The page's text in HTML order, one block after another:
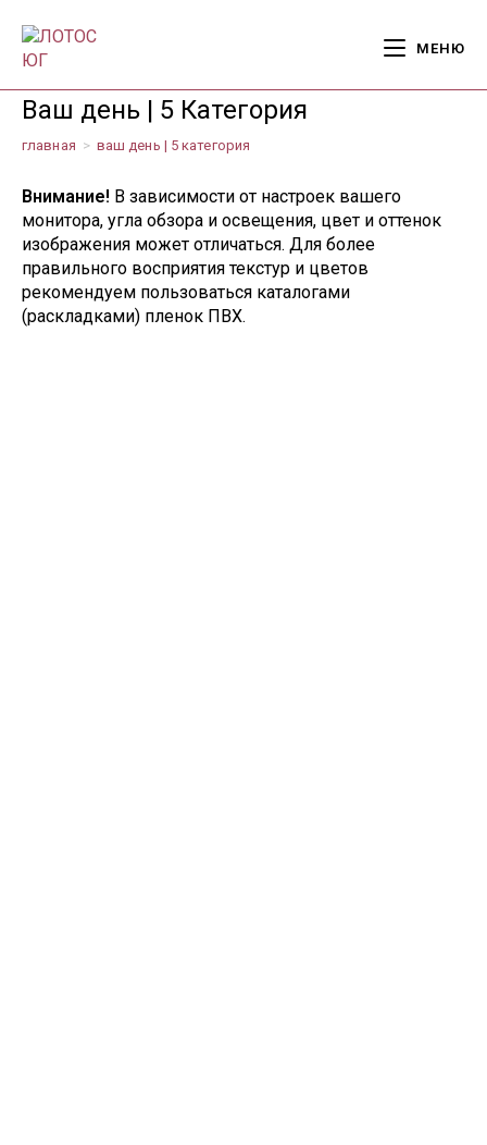
содержимому
МЕНЮ
Ваш день | 5 Категория
главная > ваш день | 5 категория
Внимание! В зависимости от настроек вашего
монитора, угла обзора и освещения, цвет и оттенок
изображения может отличаться. Для более
правильного восприятия текстур и цветов
рекомендуем пользоваться каталогами
(раскладками) пленок ПВХ.